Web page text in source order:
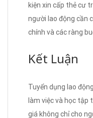
kiện xin cấp thẻ cư
người lao động cần
chính và các ràng
Kết Luận
Tuyển dụng lao
làm việc và học tập
giá không chỉ cho